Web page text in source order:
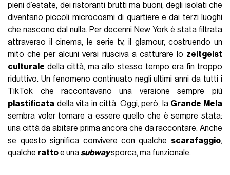
pieni d’estate, dei ristoranti brutti ma buoni, degli isolati che
diventano piccoli microcosmi di quartiere e dai terzi luoghi
che nascono dal nulla. Per decenni New York è stata filtrata
attraverso il cinema, le serie tv, il glamour, costruendo un
mito che per alcuni versi riusciva a catturare lo zeitgeist
culturale della città, ma allo stesso tempo era fin troppo
riduttivo. Un fenomeno continuato negli ultimi anni da tutti i
TikTok che raccontavano una versione sempre più
plastificata della vita in città. Oggi, però, la Grande Mela
sembra voler tornare a essere quello che è sempre stata:
una città da abitare prima ancora che da raccontare. Anche
se questo significa convivere con qualche scarafaggio,
qualche rattoe unasubwaysporca, ma funzionale.